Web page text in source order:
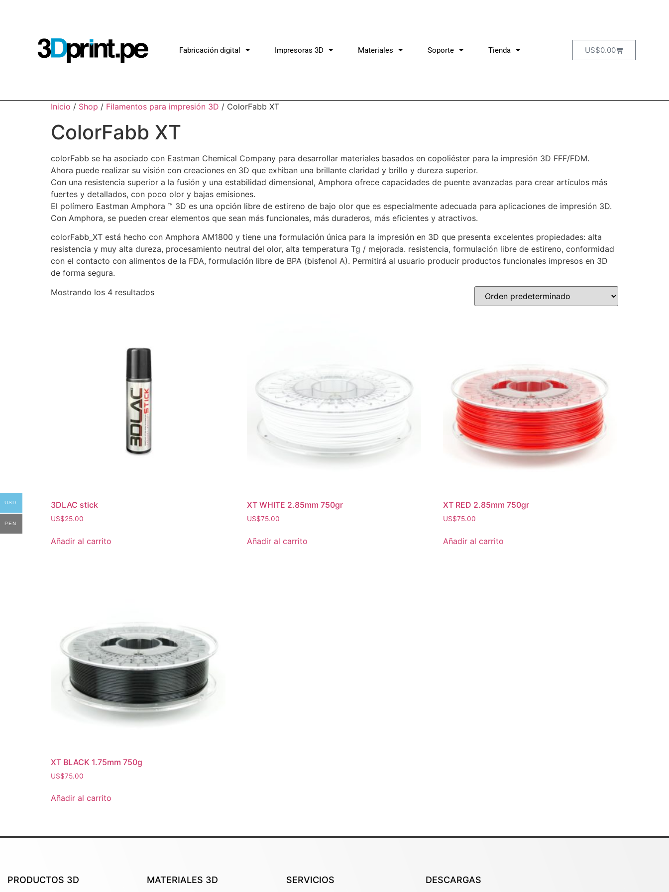
Fabricación digital Impresoras 3D Materiales Soporte Tienda US$0.00
Inicio / Shop / Filamentos para impresión 3D / ColorFabb XT
ColorFabb XT
colorFabb se ha asociado con Eastman Chemical Company para desarrollar materiales basados ​​en copoliéster para la impresión 3D FFF/FDM.
Ahora puede realizar su visión con creaciones en 3D que exhiban una brillante claridad y brillo y dureza superior.
Con una resistencia superior a la fusión y una estabilidad dimensional, Amphora ofrece capacidades de puente avanzadas para crear artículos más
fuertes y detallados, con poco olor y bajas emisiones.
El polímero Eastman Amphora ™ 3D es una opción libre de estireno de bajo olor que es especialmente adecuada para aplicaciones de impresión 3D.
Con Amphora, se pueden crear elementos que sean más funcionales, más duraderos, más eficientes y atractivos.
colorFabb_XT está hecho con Amphora AM1800 y tiene una formulación única para la impresión en 3D que presenta excelentes propiedades: alta
resistencia y muy alta dureza, procesamiento neutral del olor, alta temperatura Tg / mejorada. resistencia, formulación libre de estireno, conformidad
con el contacto con alimentos de la FDA, formulación libre de BPA (bisfenol A). Permitirá al usuario producir productos funcionales impresos en 3D
de forma segura.
Mostrando los 4 resultados
3DLAC stick
US$25.00
Añadir al carrito
XT WHITE 2.85mm 750gr
US$75.00
Añadir al carrito
XT RED 2.85mm 750gr
US$75.00
Añadir al carrito
XT BLACK 1.75mm 750g
US$75.00
Añadir al carrito
PRODUCTOS 3D MATERIALES 3D SERVICIOS DESCARGAS
USD
PEN